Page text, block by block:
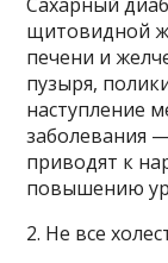
щитовидной
печени и
пузыря,
наступление
заболевания
приводят к
повышению
2. Не все